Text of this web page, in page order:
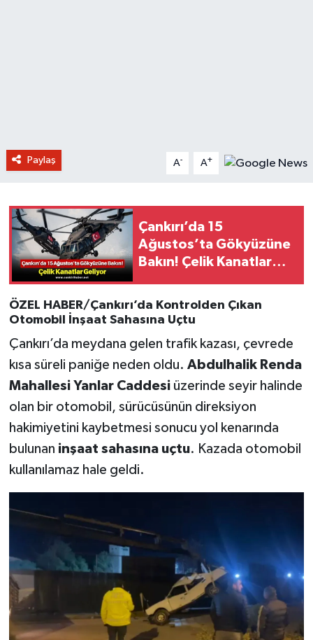
Paylaş A- A+
Çankırı’da 15
Ağustos’ta Gökyüzüne
Bakın! Çelik Kanatlar
ÖZEL HABER/Çankırı’da Kontrolden Çıkan
Otomobil İnşaat Sahasına Uçtu
Çankırı’da meydana gelen trafik kazası, çevrede
kısa süreli paniğe neden oldu. Abdulhalik Renda
Mahallesi Yanlar Caddesiüzerinde seyir halinde
olan bir otomobil, sürücüsünün direksiyon
hakimiyetini kaybetmesi sonucu yol kenarında
bulunan inşaat sahasına uçtu. Kazada otomobil
kullanılamaz hale geldi.